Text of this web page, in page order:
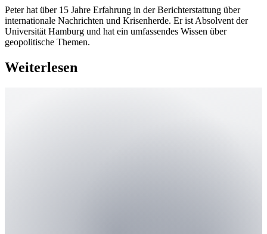
Peter hat über 15 Jahre Erfahrung in der Berichterstattung über
internationale Nachrichten und Krisenherde. Er ist Absolvent der
Universität Hamburg und hat ein umfassendes Wissen über
geopolitische Themen.
Weiterlesen